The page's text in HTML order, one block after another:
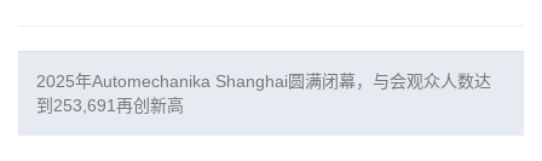
2025年Automechanika Shanghai圆满闭幕，与会观众人数达
到253,691再创新高